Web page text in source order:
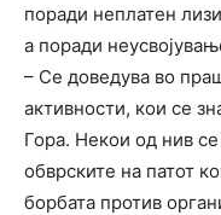
поради неплатен
а поради
– Се доведува во
активности, кои се
Гора. Некои од нив
обврските на патот
борбата против